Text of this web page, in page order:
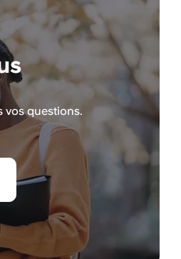
vos questions.